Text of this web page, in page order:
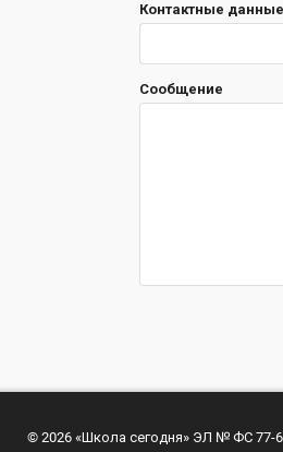
Контактные
Сообщение
© 2026 «Школа сегодня» ЭЛ № ФС 77-